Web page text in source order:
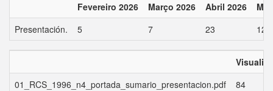
Fevereiro 2026 Março 2026 Abril 2026
Presentación.
5 7 23 12
01_RCS_1996_n4_portada_sumario_presentacion.pdf
84